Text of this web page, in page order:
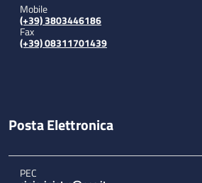
Mobile
(+39) 3803446186
Fax
(+39) 08311701439
Posta Elettronica
PEC